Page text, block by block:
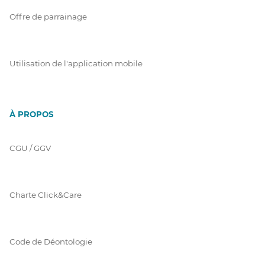
Offre de parrainage
Utilisation de l'application mobile
À PROPOS
CGU / GGV
Charte Click&Care
Code de Déontologie